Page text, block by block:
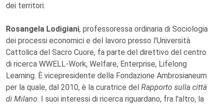
dei territori.
Rosangela Lodigiani, professoressa ordinaria di Sociologia
dei processi economici e del lavoro presso l'Università
Cattolica del Sacro Cuore, fa parte del direttivo del centro
di ricerca WWELL-Work, Welfare, Enterprise, Lifelong
Learning. È vicepresidente della Fondazione Ambrosianeum
per la quale, dal 2010, è la curatrice del Rapporto sulla città
di Milano. I suoi interessi di ricerca riguardano, fra l'altro, la